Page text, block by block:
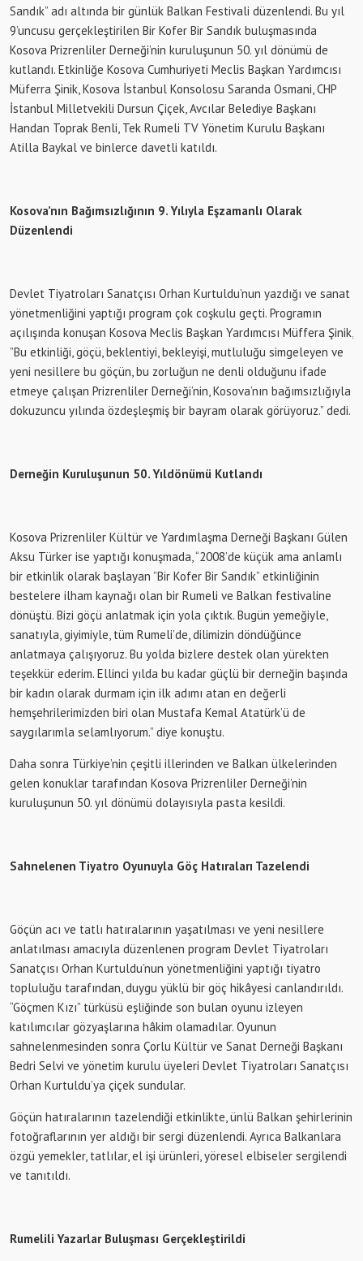
Sandık” adı altında bir günlük Balkan Festivali düzenlendi. Bu yıl
9’uncusu gerçekleştirilen Bir Kofer Bir Sandık buluşmasında
Kosova Prizrenliler Derneği’nin kuruluşunun 50. yıl dönümü de
kutlandı. Etkinliğe Kosova Cumhuriyeti Meclis Başkan Yardımcısı
Müferra Şinik, Kosova İstanbul Konsolosu Saranda Osmani, CHP
İstanbul Milletvekili Dursun Çiçek, Avcılar Belediye Başkanı
Handan Toprak Benli, Tek Rumeli TV Yönetim Kurulu Başkanı
Atilla Baykal ve binlerce davetli katıldı.
Kosova’nın Bağımsızlığının 9. Yılıyla Eşzamanlı Olarak
Düzenlendi
Devlet Tiyatroları Sanatçısı Orhan Kurtuldu’nun yazdığı ve sanat
yönetmenliğini yaptığı program çok coşkulu geçti. Programın
açılışında konuşan Kosova Meclis Başkan Yardımcısı Müffera Şinik,
”Bu etkinliği, göçü, beklentiyi, bekleyişi, mutluluğu simgeleyen ve
yeni nesillere bu göçün, bu zorluğun ne denli olduğunu ifade
etmeye çalışan Prizrenliler Derneği’nin, Kosova’nın bağımsızlığıyla
dokuzuncu yılında özdeşleşmiş bir bayram olarak görüyoruz.” dedi.
Derneğin Kuruluşunun 50. Yıldönümü Kutlandı
Kosova Prizrenliler Kültür ve Yardımlaşma Derneği Başkanı Gülen
Aksu Türker ise yaptığı konuşmada, “2008’de küçük ama anlamlı
bir etkinlik olarak başlayan ”Bir Kofer Bir Sandık” etkinliğinin
bestelere ilham kaynağı olan bir Rumeli ve Balkan festivaline
dönüştü. Bizi göçü anlatmak için yola çıktık. Bugün yemeğiyle,
sanatıyla, giyimiyle, tüm Rumeli’de, dilimizin döndüğünce
anlatmaya çalışıyoruz. Bu yolda bizlere destek olan yürekten
teşekkür ederim. Ellinci yılda bu kadar güçlü bir derneğin başında
bir kadın olarak durmam için ilk adımı atan en değerli
hemşehrilerimizden biri olan Mustafa Kemal Atatürk’ü de
saygılarımla selamlıyorum.” diye konuştu.
Daha sonra Türkiye’nin çeşitli illerinden ve Balkan ülkelerinden
gelen konuklar tarafından Kosova Prizrenliler Derneği’nin
kuruluşunun 50. yıl dönümü dolayısıyla pasta kesildi.
Sahnelenen Tiyatro Oyunuyla Göç Hatıraları Tazelendi
Göçün acı ve tatlı hatıralarının yaşatılması ve yeni nesillere
anlatılması amacıyla düzenlenen program Devlet Tiyatroları
Sanatçısı Orhan Kurtuldu’nun yönetmenliğini yaptığı tiyatro
topluluğu tarafından, duygu yüklü bir göç hikâyesi canlandırıldı.
“Göçmen Kızı” türküsü eşliğinde son bulan oyunu izleyen
katılımcılar gözyaşlarına hâkim olamadılar. Oyunun
sahnelenmesinden sonra Çorlu Kültür ve Sanat Derneği Başkanı
Bedri Selvi ve yönetim kurulu üyeleri Devlet Tiyatroları Sanatçısı
Orhan Kurtuldu’ya çiçek sundular.
Göçün hatıralarının tazelendiği etkinlikte, ünlü Balkan şehirlerinin
fotoğraflarının yer aldığı bir sergi düzenlendi. Ayrıca Balkanlara
özgü yemekler, tatlılar, el işi ürünleri, yöresel elbiseler sergilendi
ve tanıtıldı.
Rumelili Yazarlar Buluşması Gerçekleştirildi